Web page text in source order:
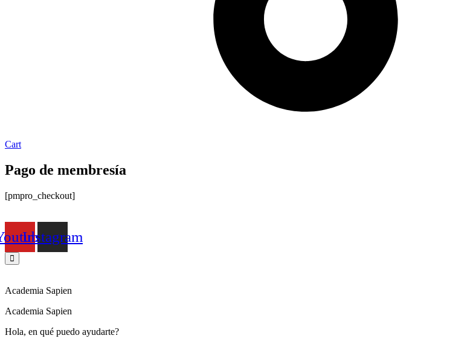
Cart
Pago de membresía
[pmpro_checkout]
Instagram
Academia Sapien
Academia Sapien
Hola, en qué puedo ayudarte?